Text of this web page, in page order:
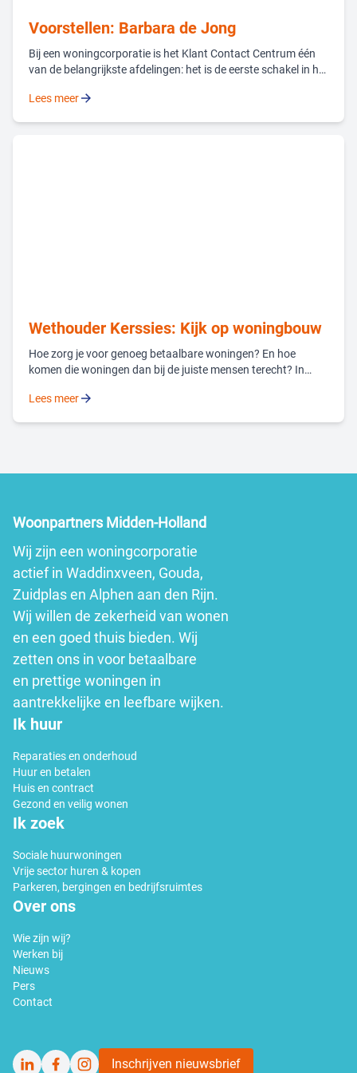
Voorstellen: Barbara de Jong
Bij een woningcorporatie is het Klant Contact Centrum één
van de belangrijkste afdelingen: het is de eerste schakel in het
jaar zorgt Barbara de Jong ervoor dat dit team van 15
Lees meer
Wethouder Kerssies: Kijk op woningbouw
Hoe zorg je voor genoeg betaalbare woningen? En hoe
komen die woningen dan bij de juiste mensen terecht? In
Holland deze vraagstukken samen op. Door nieuwbouw of
Lees meer
Woonpartners Midden-Holland
Wij zijn een woningcorporatie
actief in Waddinxveen, Gouda,
Zuidplas en Alphen aan den Rijn.
Wij willen de zekerheid van wonen
en een goed thuis bieden. Wij
zetten ons in voor betaalbare
en prettige woningen in
aantrekkelijke en leefbare wijken.
Ik huur
Reparaties en onderhoud
Huur en betalen
Huis en contract
Gezond en veilig wonen
Ik zoek
Sociale huurwoningen
Vrije sector huren & kopen
Parkeren, bergingen en bedrijfsruimtes
Over ons
Wie zijn wij?
Werken bij
Nieuws
Pers
Contact
LinkedInFacebookInstagramInschrijven nieuwsbrief